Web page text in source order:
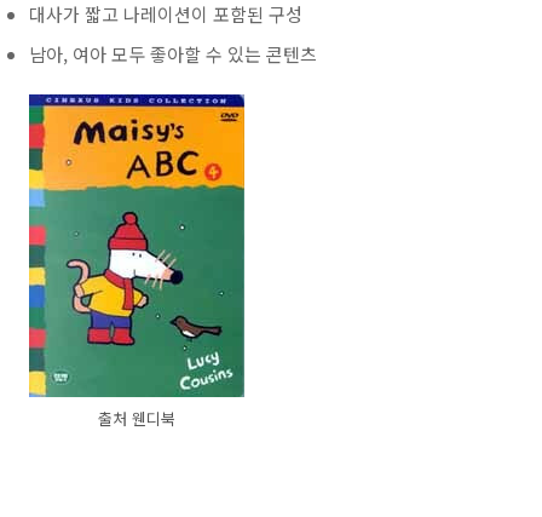
대사가 짧고 나레이션이 포함된 구성
남아, 여아 모두 좋아할 수 있는 콘텐츠
출처 웬디북